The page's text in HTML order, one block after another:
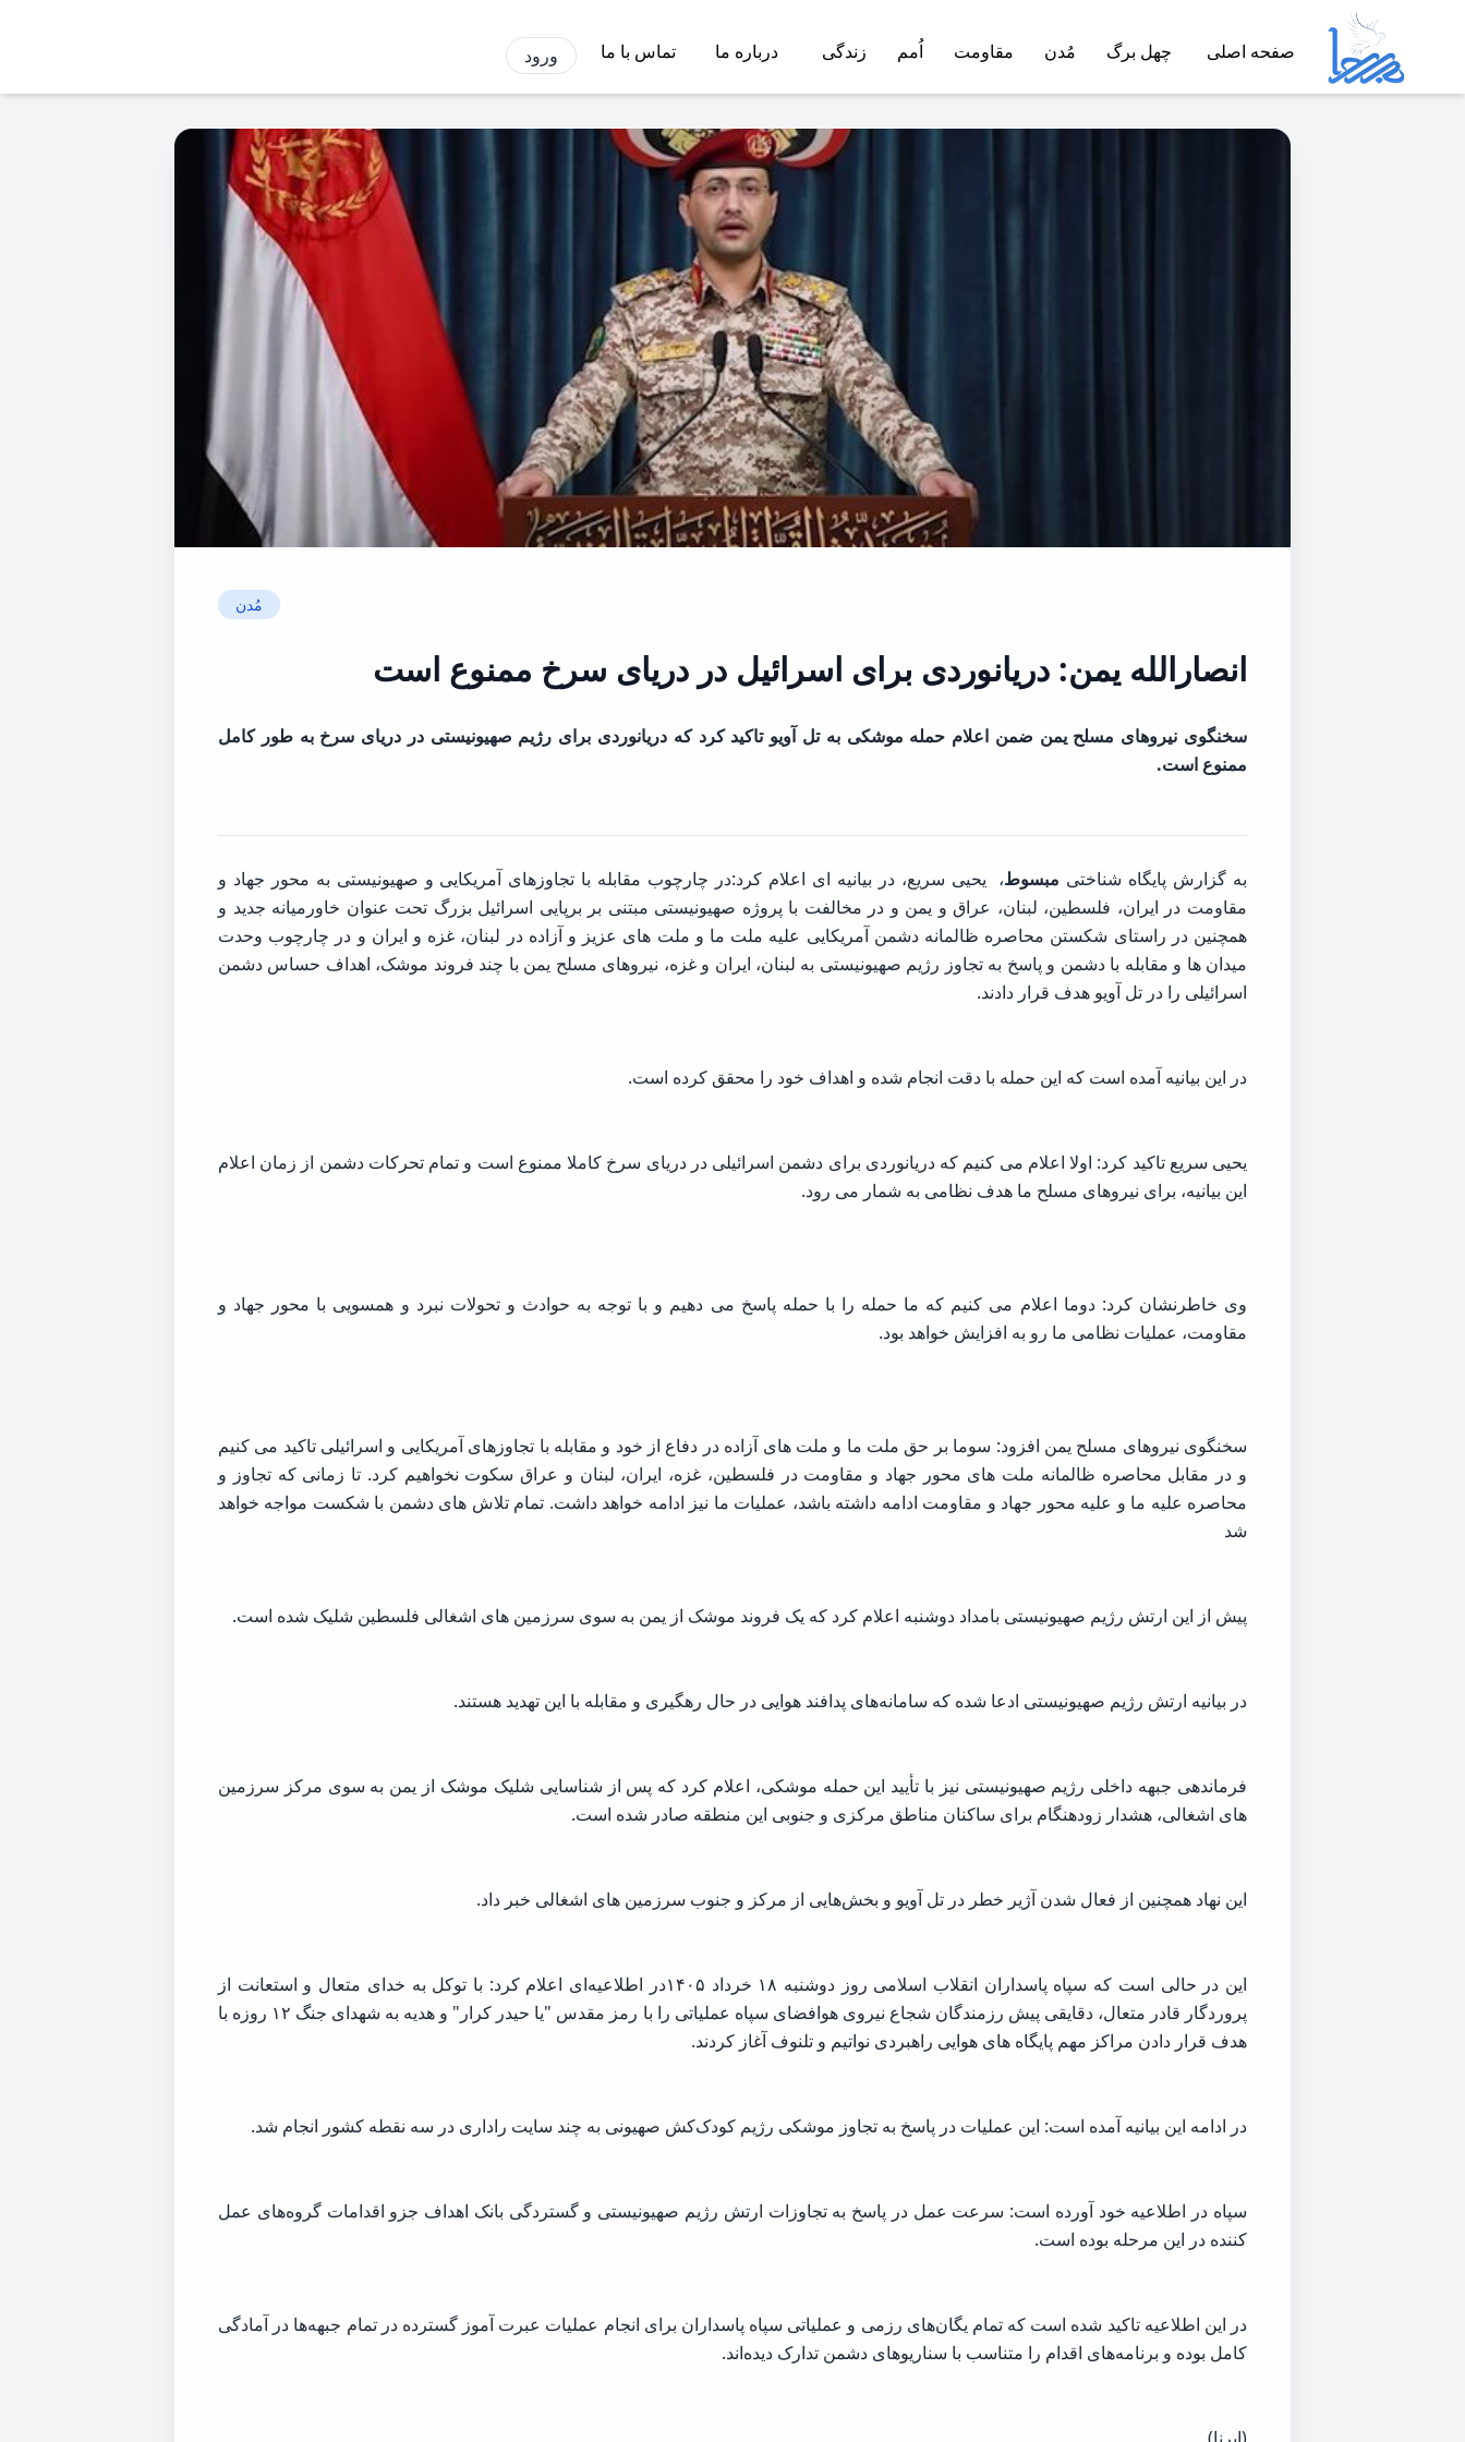
صفحه اصلی چهل برگ مُدن مقاومت اُمم زندگی درباره ما تماس با ما ورود
مُدن
انصارالله یمن: دریانوردی برای اسرائیل در دریای سرخ ممنوع است
سخنگوی نیروهای مسلح یمن ضمن اعلام حمله موشکی به تل آویو تاکید کرد که دریانوردی برای رژیم صهیونیستی در دریای سرخ به طور کامل
ممنوع است.
به گزارش پایگاه شناختی مبسوط، یحیی سریع، در بیانیه ای اعلام کرد:در چارچوب مقابله با تجاوزهای آمریکایی و صهیونیستی به محور جهاد و
مقاومت در ایران، فلسطین، لبنان، عراق و یمن و در مخالفت با پروژه صهیونیستی مبتنی بر برپایی اسرائیل بزرگ تحت عنوان خاورمیانه جدید و
همچنین در راستای شکستن محاصره ظالمانه دشمن آمریکایی علیه ملت ما و ملت های عزیز و آزاده در لبنان، غزه و ایران و در چارچوب وحدت
میدان ها و مقابله با دشمن و پاسخ به تجاوز رژیم صهیونیستی به لبنان، ایران و غزه، نیروهای مسلح یمن با چند فروند موشک، اهداف حساس دشمن
اسرائیلی را در تل آویو هدف قرار دادند.
در این بیانیه آمده است که این حمله با دقت انجام شده و اهداف خود را محقق کرده است.
یحیی سریع تاکید کرد: اولا اعلام می کنیم که دریانوردی برای دشمن اسرائیلی در دریای سرخ کاملا ممنوع است و تمام تحرکات دشمن از زمان اعلام
این بیانیه، برای نیروهای مسلح ما هدف نظامی به شمار می رود.
وی خاطرنشان کرد: دوما اعلام می کنیم که ما حمله را با حمله پاسخ می دهیم و با توجه به حوادث و تحولات نبرد و همسویی با محور جهاد و
مقاومت، عملیات نظامی ما رو به افزایش خواهد بود.
سخنگوی نیروهای مسلح یمن افزود: سوما بر حق ملت ما و ملت های آزاده در دفاع از خود و مقابله با تجاوزهای آمریکایی و اسرائیلی تاکید می کنیم
و در مقابل محاصره ظالمانه ملت های محور جهاد و مقاومت در فلسطین، غزه، ایران، لبنان و عراق سکوت نخواهیم کرد. تا زمانی که تجاوز و
محاصره علیه ما و علیه محور جهاد و مقاومت ادامه داشته باشد، عملیات ما نیز ادامه خواهد داشت. تمام تلاش های دشمن با شکست مواجه خواهد
شد
پیش از این ارتش رژیم صهیونیستی بامداد دوشنبه اعلام کرد که یک فروند موشک از یمن به سوی سرزمین های اشغالی فلسطین شلیک شده است.
در بیانیه ارتش رژیم صهیونیستی ادعا شده که سامانه‌های پدافند هوایی در حال رهگیری و مقابله با این تهدید هستند.
فرماندهی جبهه داخلی رژیم صهیونیستی نیز با تأیید این حمله موشکی، اعلام کرد که پس از شناسایی شلیک موشک از یمن به سوی مرکز سرزمین
های اشغالی، هشدار زودهنگام برای ساکنان مناطق مرکزی و جنوبی این منطقه صادر شده است.
این نهاد همچنین از فعال شدن آژیر خطر در تل آویو و بخش‌هایی از مرکز و جنوب سرزمین های اشغالی خبر داد.
این در حالی است که سپاه پاسداران انقلاب اسلامی روز دوشنبه ۱۸ خرداد ۱۴۰۵در اطلاعیه‌ای اعلام کرد: با توکل به خدای متعال و استعانت از
پروردگار قادر متعال، دقایقی پیش رزمندگان شجاع نیروی هوافضای سپاه عملیاتی را با رمز مقدس "یا حیدر کرار" و هدیه به شهدای جنگ ۱۲ روزه با
هدف قرار دادن مراکز مهم پایگاه های هوایی راهبردی نواتیم و تلنوف آغاز کردند.
در ادامه این بیانیه آمده است: این عملیات در پاسخ به تجاوز موشکی رژیم کودک‌کش صهیونی به چند سایت راداری در سه نقطه کشور انجام شد.
سپاه در اطلاعیه خود آورده است: سرعت عمل در پاسخ به تجاوزات ارتش رژیم صهیونیستی و گستردگی بانک اهداف جزو اقدامات گروه‌های عمل
کننده در این مرحله بوده است.
در این اطلاعیه تاکید شده است که تمام یگان‌های رزمی و عملیاتی سپاه پاسداران برای انجام عملیات عبرت آموز گسترده در تمام جبهه‌ها در آمادگی
کامل بوده و برنامه‌های اقدام را متناسب با سناریوهای دشمن تدارک دیده‌اند.